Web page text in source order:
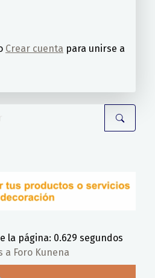
Crear cuenta para unirse a
la página: 0.629 segundos
a Foro Kunena